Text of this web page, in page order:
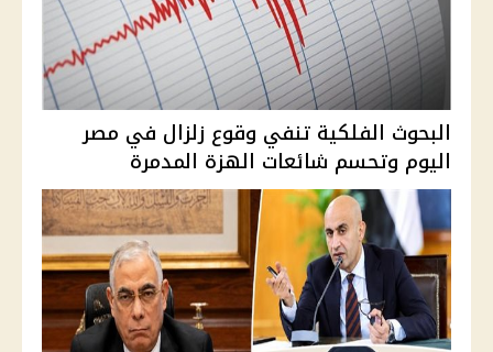
البحوث الفلكية تنفي وقوع زلزال في مصر
اليوم وتحسم شائعات الهزة المدمرة